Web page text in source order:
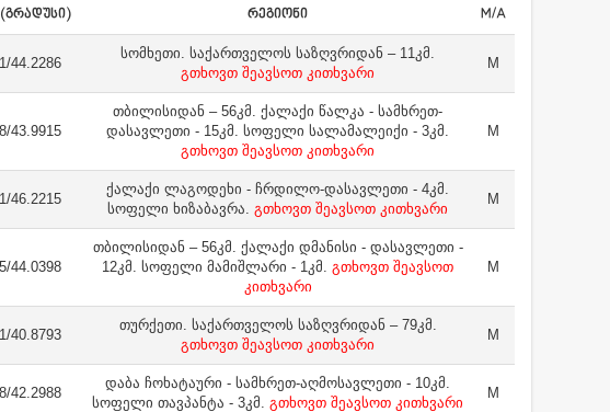
ᲠᲔᲒᲘᲝᲜᲘ M/A
44.2286
სომხეთი. საქართველოს საზღვრიდან – 11კმ.
გთხოვთ შეავსოთ კითხვარი
M
43.9915
თბილისიდან – 56კმ. ქალაქი წალკა - სამხრეთ-
დასავლეთი - 15კმ. სოფელი სალამალეიქი - 3კმ.
გთხოვთ შეავსოთ კითხვარი
M
46.2215
ქალაქი ლაგოდეხი - ჩრდილო-დასავლეთი - 4კმ.
სოფელი ხიზაბავრა. გთხოვთ შეავსოთ კითხვარი
M
44.0398
თბილისიდან – 56კმ. ქალაქი დმანისი - დასავლეთი -
12კმ. სოფელი მამიშლარი - 1კმ. გთხოვთ შეავსოთ
კითხვარი
M
40.8793
თურქეთი. საქართველოს საზღვრიდან – 79კმ.
გთხოვთ შეავსოთ კითხვარი
M
42.2988
დაბა ჩოხატაური - სამხრეთ-აღმოსავლეთი - 10კმ.
სოფელი თავპანტა - 3კმ. გთხოვთ შეავსოთ კითხვარი
M